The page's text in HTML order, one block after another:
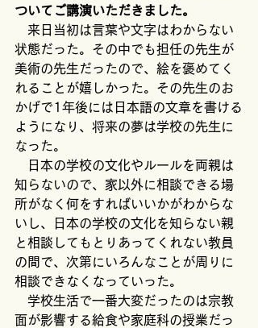
ついてご講演いただきました。
来日当初は言葉や文字はわからない
状態だった。その中でも担任の先生が
美術の先生だったので、絵を褒めてく
れることが嬉しかった。その先生のお
かげで1年後には日本語の文章を書ける
ようになり、将来の夢は学校の先生に
なった。
日本の学校の文化やルールを両親は
知らないので、家以外に相談できる場
所がなく何をすればいいかがわからな
いし、日本の学校の文化を知らない親
と相談してもとりあってくれない教員
の間で、次第にいろんなことが周りに
相談できなくなっていった。
学校生活で一番大変だったのは宗教
面が影響する給食や家庭科の授業だっ